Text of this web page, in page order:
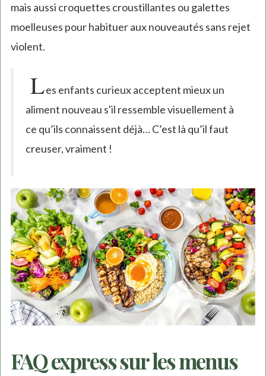
mais aussi croquettes croustillantes ou galettes
moelleuses pour habituer aux nouveautés sans rejet
violent.
Les enfants curieux acceptent mieux un
aliment nouveau s'il ressemble visuellement à
ce qu’ils connaissent déjà… C’est là qu’il faut
creuser, vraiment !
FAQ express sur les menus